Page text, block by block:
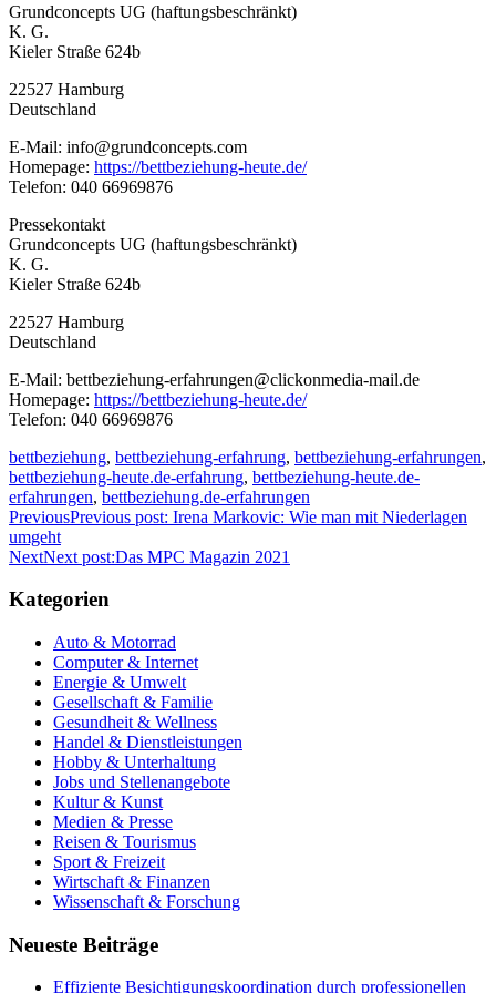
Grundconcepts UG (haftungsbeschränkt)
K. G.
Kieler Straße 624b
22527 Hamburg
Deutschland
E-Mail: info@grundconcepts.com
Homepage: https://bettbeziehung-heute.de/
Telefon: 040 66969876
Pressekontakt
Grundconcepts UG (haftungsbeschränkt)
K. G.
Kieler Straße 624b
22527 Hamburg
Deutschland
E-Mail: bettbeziehung-erfahrungen@clickonmedia-mail.de
Homepage: https://bettbeziehung-heute.de/
Telefon: 040 66969876
bettbeziehung, bettbeziehung-erfahrung, bettbeziehung-erfahrungen,
bettbeziehung-heute.de-erfahrung, bettbeziehung-heute.de-
erfahrungen, bettbeziehung.de-erfahrungen
PreviousPrevious post: Irena Markovic: Wie man mit Niederlagen
umgeht
NextNext post:Das MPC Magazin 2021
Kategorien
Auto & Motorrad
Computer & Internet
Energie & Umwelt
Gesellschaft & Familie
Gesundheit & Wellness
Handel & Dienstleistungen
Hobby & Unterhaltung
Jobs und Stellenangebote
Kultur & Kunst
Medien & Presse
Reisen & Tourismus
Sport & Freizeit
Wirtschaft & Finanzen
Wissenschaft & Forschung
Neueste Beiträge
Effiziente Besichtigungskoordination durch professionellen